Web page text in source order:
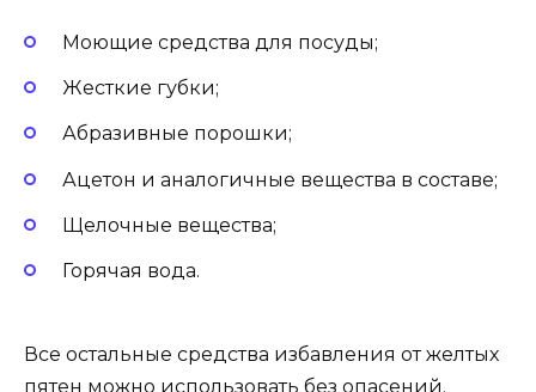
Моющие средства для посуды;
Жесткие губки;
Абразивные порошки;
Ацетон и аналогичные вещества в составе;
Щелочные вещества;
Горячая вода.
Все остальные средства избавления от желтых
пятен можно использовать без опасений.